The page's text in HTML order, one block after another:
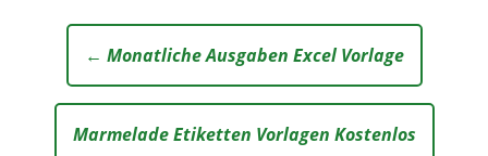
← Monatliche Ausgaben Excel Vorlage
Marmelade Etiketten Vorlagen Kostenlos